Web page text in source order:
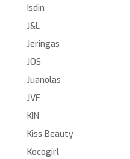
Isdin
J&L
Jeringas
JOS
Juanolas
JVF
KIN
Kiss Beauty
Kocogirl